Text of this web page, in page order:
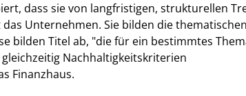
dass sie von langfristigen, strukturellen
Unternehmen. Sie bilden die thematischen
bilden Titel ab, "die für ein bestimmtes
Nachhaltigkeitskriterien
Finanzhaus.